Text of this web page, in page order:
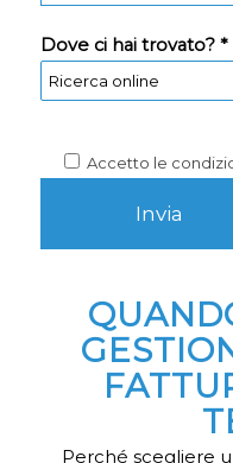
Dove ci hai trovato? *
Accetto le
Perché scegliere